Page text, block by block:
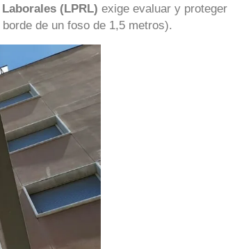
(LPRL) exige evaluar y proteger
de un foso de 1,5 metros).